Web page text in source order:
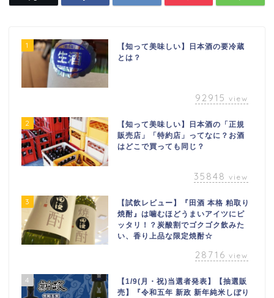
1
【知って美味しい】日本酒の要冷蔵
とは？
92915 view
2
【知って美味しい】日本酒の「正規
販売店」「特約店」ってなに？お酒
はどこで買っても同じ？
35848 view
3
【試飲レビュー】『田酒 本格 粕取り
焼酎』は噛むほどうまいアイツにピ
ッタリ！？炭酸割でゴクゴク飲みた
い、香り上品な限定焼酎☆
28716 view
4
【1/9(月・祝)当選者発表】【抽選販
売】『令和五年 新政 新年純米しぼり